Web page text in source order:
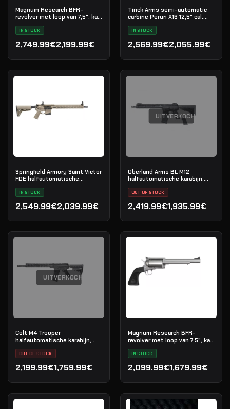
Magnum Research BFR-
revolver met loop van 7,5", kal.
.45-70 Government
IN STOCK
2,749.99€
Oorspronkelijke prijs was: 2,749.99€.
2,199.99€
Huidige prijs is: 2,199.99€.
Tinck Arms semi-automatic
carbine Perun X16 12,5" cal.
5.56x45
IN STOCK
2,569.99€
Oorspronkelijke prijs
2,055.99€
Huidige prijs is:
Springfield Armory Saint Victor
FDE halfautomatische
IN STOCK
2,549.99€
Oorspronkelijke prijs was: 2,549.99€.
2,039.99€
Huidige prijs is: 2,039.99€.
UITVERKOCHT
Oberland Arms BL M12
halfautomatische karabijn,
OUT OF STOCK
2,419.99€
Oorspronkelijke prijs
1,935.99€
Huidige prijs is:
UITVERKOCHT
Colt M4 Trooper
halfautomatische karabijn,
.223 Rem
OUT OF STOCK
2,199.99€
Oorspronkelijke prijs was: 2,199.99€.
1,759.99€
Huidige prijs is: 1,759.99€.
Magnum Research BFR-
revolver met loop van 7,5", kal.
.460 S&W Magnum
IN STOCK
2,099.99€
Oorspronkelijke prijs
1,679.99€
Huidige prijs is: 1,679.99€.